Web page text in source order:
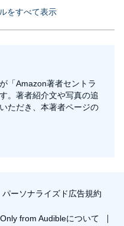
をすべて表示
「Amazon著者セントラ
。著者紹介文や写真の追
ただき、本著者ページの
パーソナライズド広告規約
Only from Audibleについて